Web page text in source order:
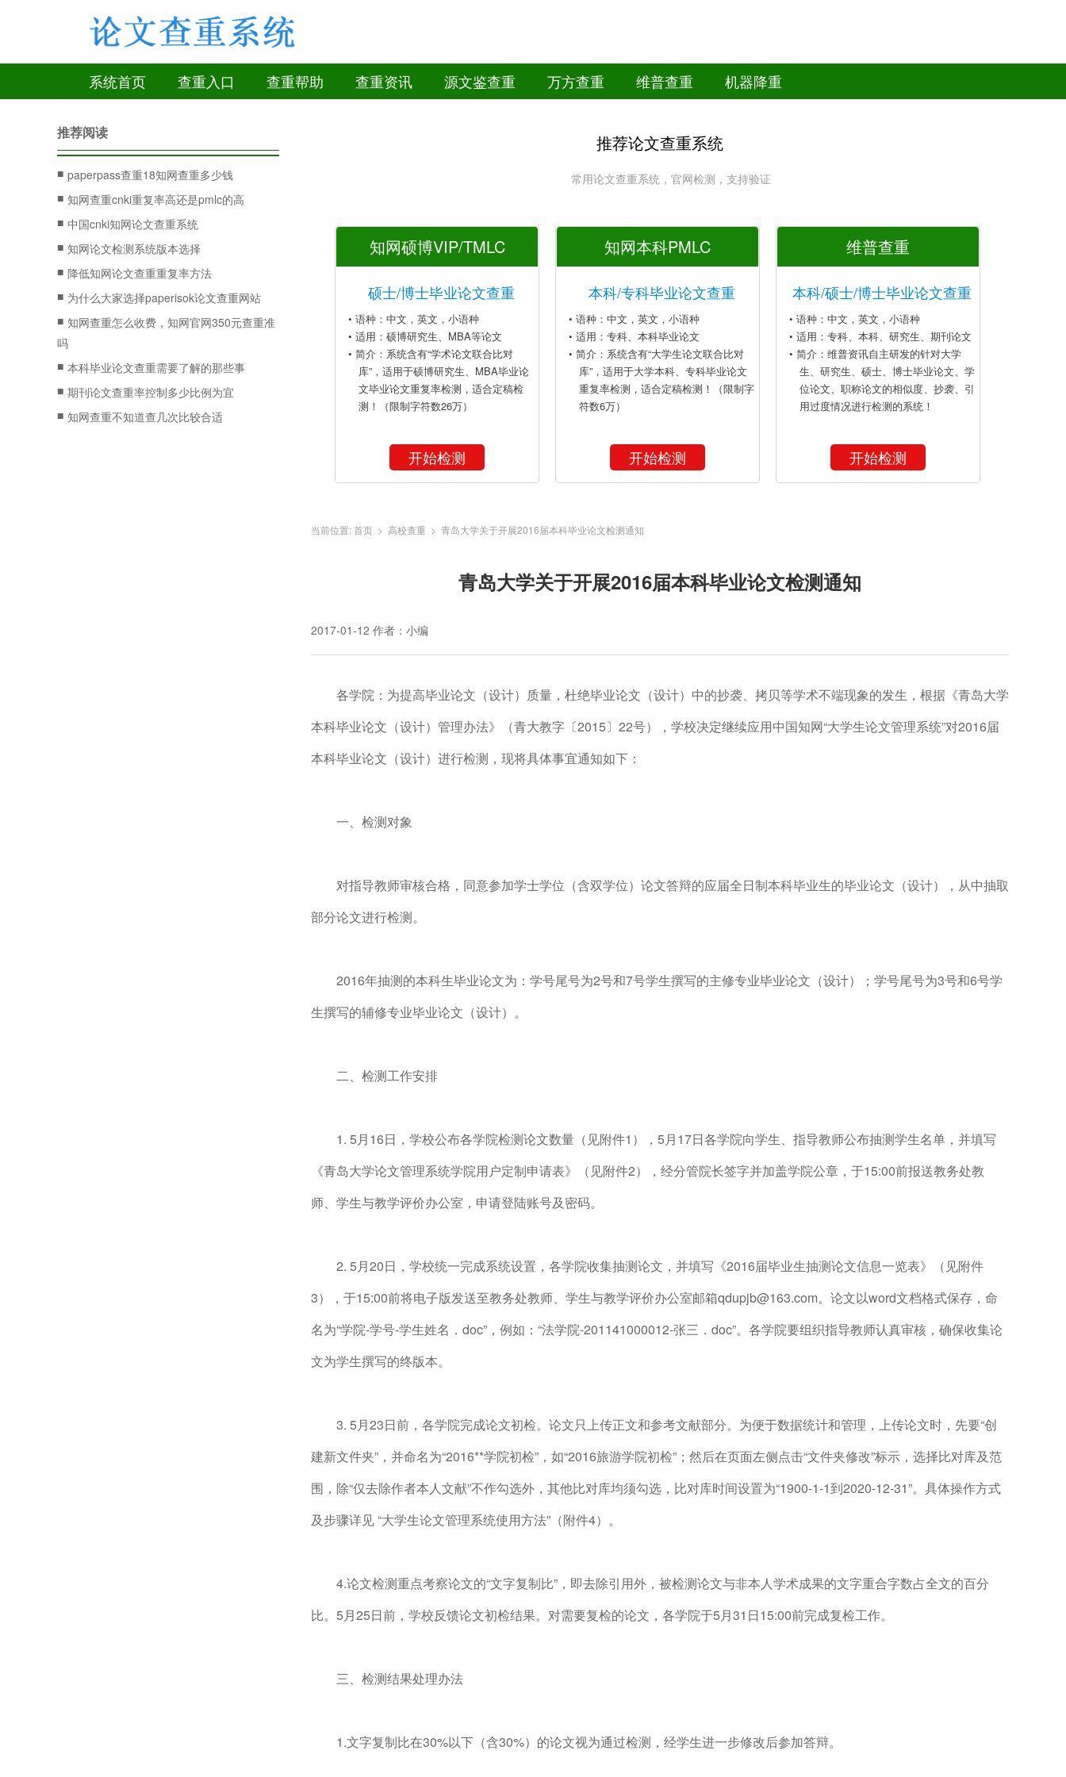
系统首页 查重入口 查重帮助 查重资讯 源文鉴查重 万方查重 维普查重 机器降重
推荐阅读
■ paperpass查重18知网查重多少钱
■ 知网查重cnki重复率高还是pmlc的高
■ 中国cnki知网论文查重系统
■ 知网论文检测系统版本选择
■ 降低知网论文查重重复率方法
■ 为什么大家选择paperisok论文查重网站
■ 知网查重怎么收费，知网官网350元查重准
吗
■ 本科毕业论文查重需要了解的那些事
■ 期刊论文查重率控制多少比例为宜
■ 知网查重不知道查几次比较合适
推荐论文查重系统
常用论文查重系统，官网检测，支持验证
知网硕博VIP/TMLC
硕士/博士毕业论文查重
• 语种：中文，英文，小语种
• 适用：硕博研究生、MBA等论文
• 简介：系统含有“学术论文联合比对
库”，适用于硕博研究生、MBA毕业论
文毕业论文重复率检测，适合定稿检
测！（限制字符数26万）
开始检测
知网本科PMLC
本科/专科毕业论文查重
• 语种：中文，英文，小语种
• 适用：专科、本科毕业论文
• 简介：系统含有“大学生论文联合比对
库”，适用于大学本科、专科毕业论文
重复率检测，适合定稿检测！（限制字
符数6万）
开始检测
维普查重
本科/硕士/博士毕业论文查重
• 语种：中文，英文，小语种
• 适用：专科、本科、研究生、期刊论文
• 简介：维普资讯自主研发的针对大学
生、研究生、硕士、博士毕业论文、学
位论文、职称论文的相似度、抄袭、引
用过度情况进行检测的系统！
开始检测
当前位置:首页 > 高校查重 > 青岛大学关于开展2016届本科毕业论文检测通知
青岛大学关于开展2016届本科毕业论文检测通知
2017-01-12 作者：小编
各学院： 为提高毕业论文（设计）质量，杜绝毕业论文（设计）中的抄袭、拷贝等学术不端现象的发生，根据《青岛大学
本科毕业论文（设计）管理办法》（青大教字〔2015〕22号），学校决定继续应用中国知网“大学生论文管理系统”对2016届
本科毕业论文（设计）进行检测，现将具体事宜通知如下：
一、检测对象
对指导教师审核合格，同意参加学士学位（含双学位）论文答辩的应届全日制本科毕业生的毕业论文（设计），从中抽取
部分论文进行检测。
2016年抽测的本科生毕业论文为：学号尾号为2号和7号学生撰写的主修专业毕业论文（设计）；学号尾号为3号和6号学
生撰写的辅修专业毕业论文（设计）。
二、检测工作安排
1. 5月16日，学校公布各学院检测论文数量（见附件1），5月17日各学院向学生、指导教师公布抽测学生名单，并填写
《青岛大学论文管理系统学院用户定制申请表》（见附件2），经分管院长签字并加盖学院公章，于15:00前报送教务处教
师、学生与教学评价办公室，申请登陆账号及密码。
2. 5月20日，学校统一完成系统设置，各学院收集抽测论文，并填写《2016届毕业生抽测论文信息一览表》（见附件
3），于15:00前将电子版发送至教务处教师、学生与教学评价办公室邮箱qdupjb@163.com。论文以word文档格式保存，命
名为“学院-学号-学生姓名．doc”，例如：“法学院-201141000012-张三．doc”。各学院要组织指导教师认真审核，确保收集论
文为学生撰写的终版本。
3. 5月23日前，各学院完成论文初检。论文只上传正文和参考文献部分。为便于数据统计和管理，上传论文时，先要“创
建新文件夹”，并命名为“2016**学院初检”，如“2016旅游学院初检”；然后在页面左侧点击“文件夹修改”标示，选择比对库及范
围，除“仅去除作者本人文献”不作勾选外，其他比对库均须勾选，比对库时间设置为“1900-1-1到2020-12-31”。具体操作方式
及步骤详见 “大学生论文管理系统使用方法”（附件4）。
4.论文检测重点考察论文的“文字复制比”，即去除引用外，被检测论文与非本人学术成果的文字重合字数占全文的百分
比。5月25日前，学校反馈论文初检结果。对需要复检的论文，各学院于5月31日15:00前完成复检工作。
三、检测结果处理办法
1.文字复制比在30%以下（含30%）的论文视为通过检测，经学生进一步修改后参加答辩。